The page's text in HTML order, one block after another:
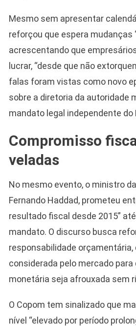
Mesmo sem apresentar
reforçou que espera mudanças
acrescentando que
lucrar, “desde que não
falas foram vistas como novo
sobre a diretoria da autoridade
mandato legal independente do
Compromisso
veladas
No mesmo evento, o ministro
Fernando Haddad, prometeu
resultado fiscal desde 2015”
mandato. O discurso busca
responsabilidade orçamentária,
considerada pelo mercado para
monetária seja afrouxada sem
O Copom tem sinalizado que
nível “elevado por período